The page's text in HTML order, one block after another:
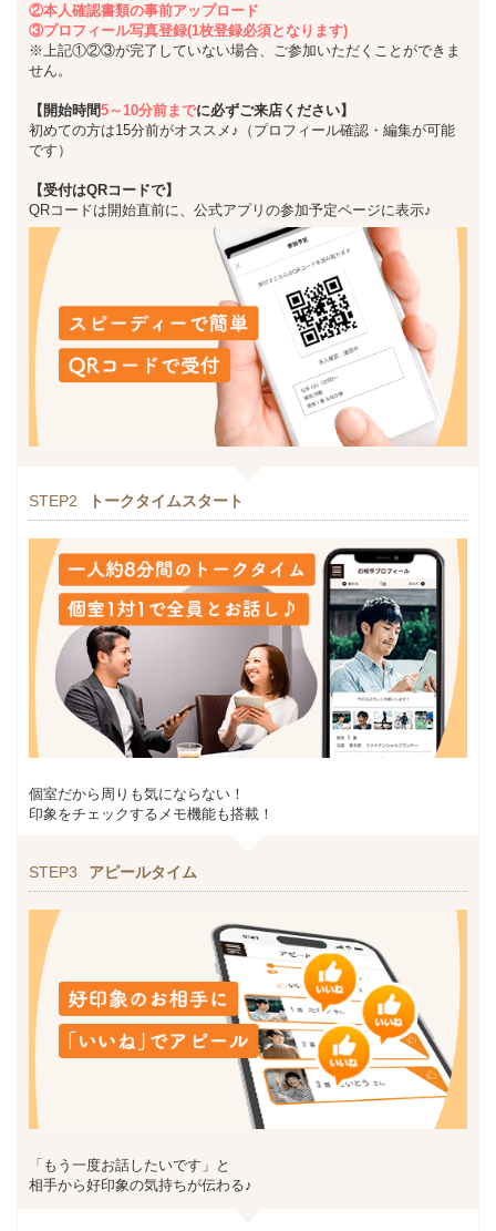
②本人確認書類の事前アップロード
③プロフィール写真登録(1枚登録必須となります)
※上記①②③が完了していない場合、ご参加いただくことができま
せん。
【開始時間5～10分前までに必ずご来店ください】
初めての方は15分前がオススメ♪（プロフィール確認・編集が可能
です）
【受付はQRコードで】
QRコードは開始直前に、公式アプリの参加予定ページに表示♪
STEP2 トークタイムスタート
個室だから周りも気にならない！
印象をチェックするメモ機能も搭載！
STEP3 アピールタイム
「もう一度お話したいです」と
相手から好印象の気持ちが伝わる♪